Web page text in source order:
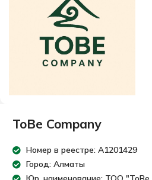
ToBe Company
Номер в реестре: A1201429
Город: Алматы